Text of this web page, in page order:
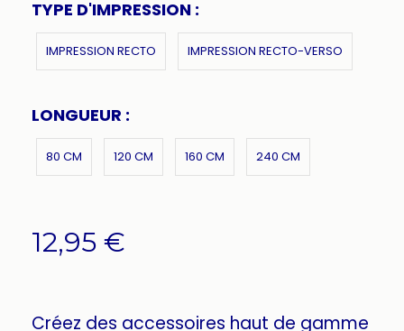
TYPE D'IMPRESSION :
IMPRESSION RECTO IMPRESSION RECTO-VERSO
LONGUEUR :
80 CM 120 CM 160 CM 240 CM
12,95 €
Créez des accessoires haut de gamme